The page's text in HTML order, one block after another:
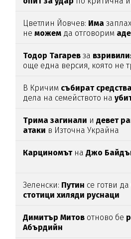
Цветлин Йовчев: Има
неможем да отговорим
Тодор Тагарев за
още една версия, която не
В Кричим събират средства
дела на семейството на
Трима загинали идевет
атаки в Източна Украйна
КарциномътнаДжо
Зеленски: Путин се готви да
стотици хиляди руснаци
Димитър Митов отново бе
Абърдийн